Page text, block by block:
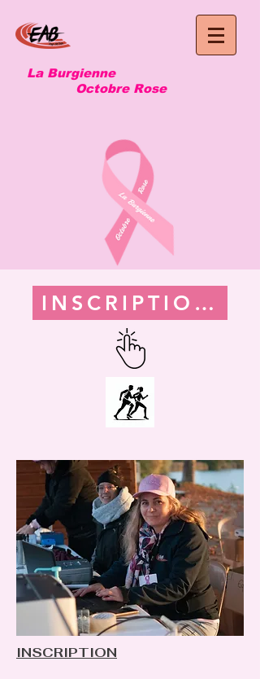
La Burgienne
Octobre Rose
INSCRIPTIONS
INSCRIPTION​